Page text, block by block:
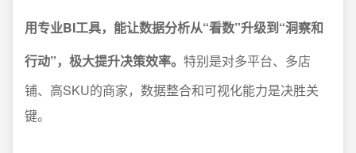
用专业BI工具，能让数据分析从“看数”升级到“洞察和
行动”，极大提升决策效率。 特别是对多平台、多店
铺、高SKU的商家，数据整合和可视化能力是决胜关
键。